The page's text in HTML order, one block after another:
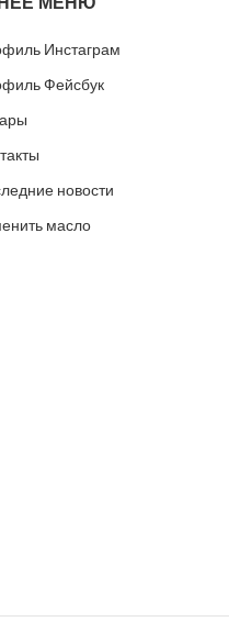
Инстаграм
Фейсбук
новости
масло